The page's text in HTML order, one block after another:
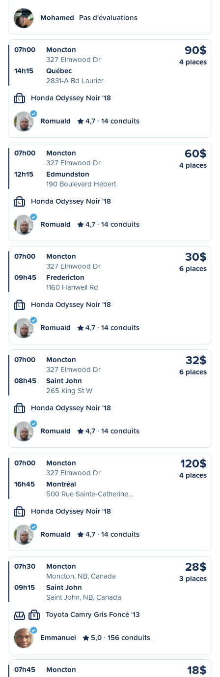
Mohamed Pas d'évaluations
07h00
Moncton
327 Elmwood Dr
14h15
Québec
2831-A Bd Laurier
90$
4 places
L Honda Odyssey Noir '18
Romuald 4,7 14 conduits
07h00
Moncton
327 Elmwood Dr
12h15
Edmundston
190 Boulevard Hébert
60$
4 places
L Honda Odyssey Noir '18
Romuald 4,7 14 conduits
07h00
Moncton
327 Elmwood Dr
09h45
Fredericton
1160 Hanwell Rd
30$
6 places
L Honda Odyssey Noir '18
Romuald 4,7 14 conduits
07h00
Moncton
327 Elmwood Dr
08h45
Saint John
265 King St W
32$
6 places
L Honda Odyssey Noir '18
Romuald 4,7 14 conduits
07h00
Moncton
327 Elmwood Dr
16h45
Montréal
500 Rue Sainte-Catherine…
120$
4 places
L Honda Odyssey Noir '18
Romuald 4,7 14 conduits
07h30
Moncton
Moncton, NB, Canada
09h15
Saint John
Saint John, NB, Canada
28$
3 places
S Toyota Camry Gris Foncé '13
Emmanuel 5,0 156 conduits
07h45
Moncton
18$